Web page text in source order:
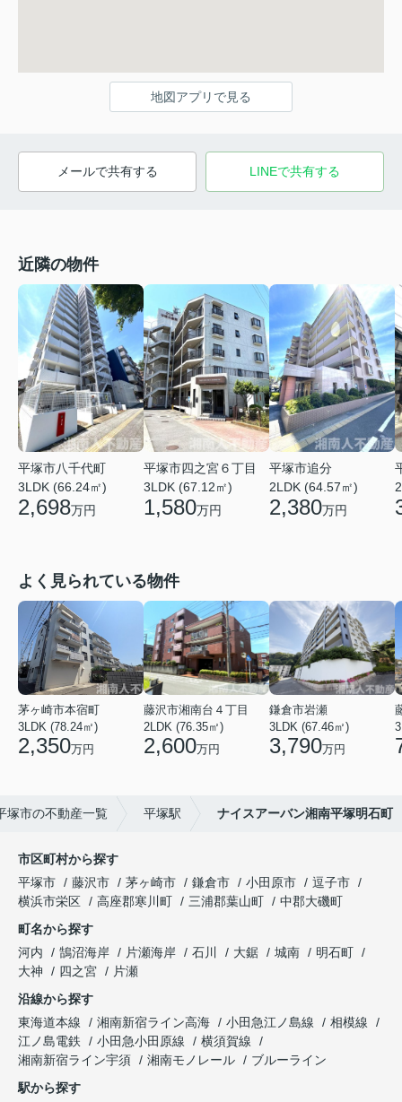
地図アプリで見る
メールで共有する LINEで共有する
近隣の物件
平塚市八千代町
3LDK (66.24㎡)
2,698万円
平塚市四之宮６丁目
3LDK (67.12㎡)
1,580万円
平塚市追分
2LDK (64.57㎡)
2,380万円
よく見られている物件
茅ヶ崎市本宿町
3LDK (78.24㎡)
2,350万円
藤沢市湘南台４丁目
2LDK (76.35㎡)
2,600万円
鎌倉市岩瀬
3LDK (67.46㎡)
3,790万円
塚市の不動産一覧 平塚駅 ナイスアーバン湘南平塚明石町
市区町村から探す
平塚市
藤沢市 茅ヶ崎市 鎌倉市 小田原市
逗子市
横浜市栄区
高座郡寒川町 三浦郡葉山町
中郡大磯町
町名から探す
河内
鵠沼海岸 片瀬海岸 石川 大鋸 城南
明石町
大神
四之宮
片瀬
沿線から探す
東海道本線
湘南新宿ライン高海 小田急江ノ島線
相模線
江ノ島電鉄
小田急小田原線
横須賀線
湘南新宿ライン宇須
湘南モノレール
ブルーライン
駅から探す